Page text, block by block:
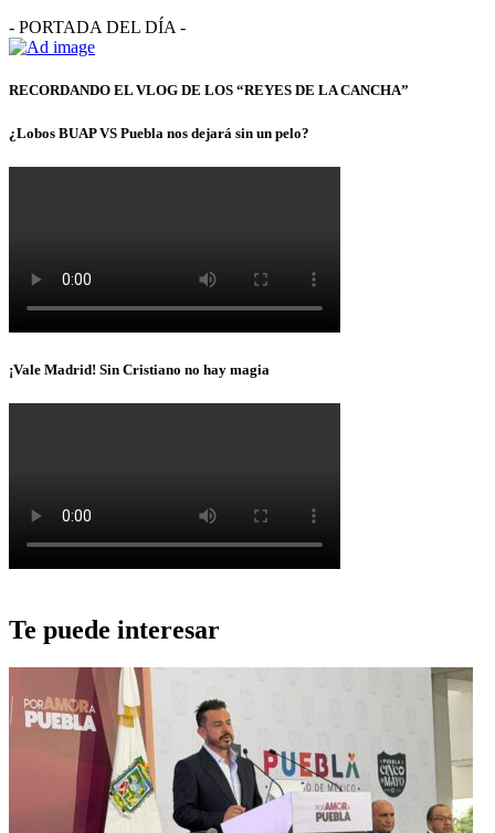
- PORTADA DEL DÍA -
RECORDANDO EL VLOG DE LOS “REYES DE LA CANCHA”
¿Lobos BUAP VS Puebla nos dejará sin un pelo?
¡Vale Madrid! Sin Cristiano no hay magia
Te puede interesar